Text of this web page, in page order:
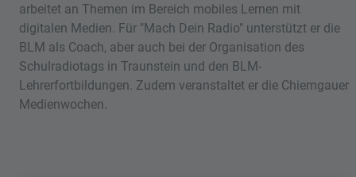
arbeitet an Themen im Bereich mobiles Lernen mit
digitalen Medien. Für "Mach Dein Radio" unterstützt er die
BLM als Coach, aber auch bei der Organisation des
Schulradiotags in Traunstein und den BLM-
Lehrerfortbildungen. Zudem veranstaltet er die Chiemgauer
Medienwochen.